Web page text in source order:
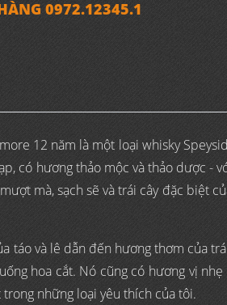
0972.12345.1
12 năm là một loại whisky
có hương thảo mộc và thảo dược -
mà, sạch sẽ và trái cây đặc biệt
táo và lê dẫn đến hương thơm của
hoa cắt. Nó cũng có hương vị
những loại yêu thích của tôi.